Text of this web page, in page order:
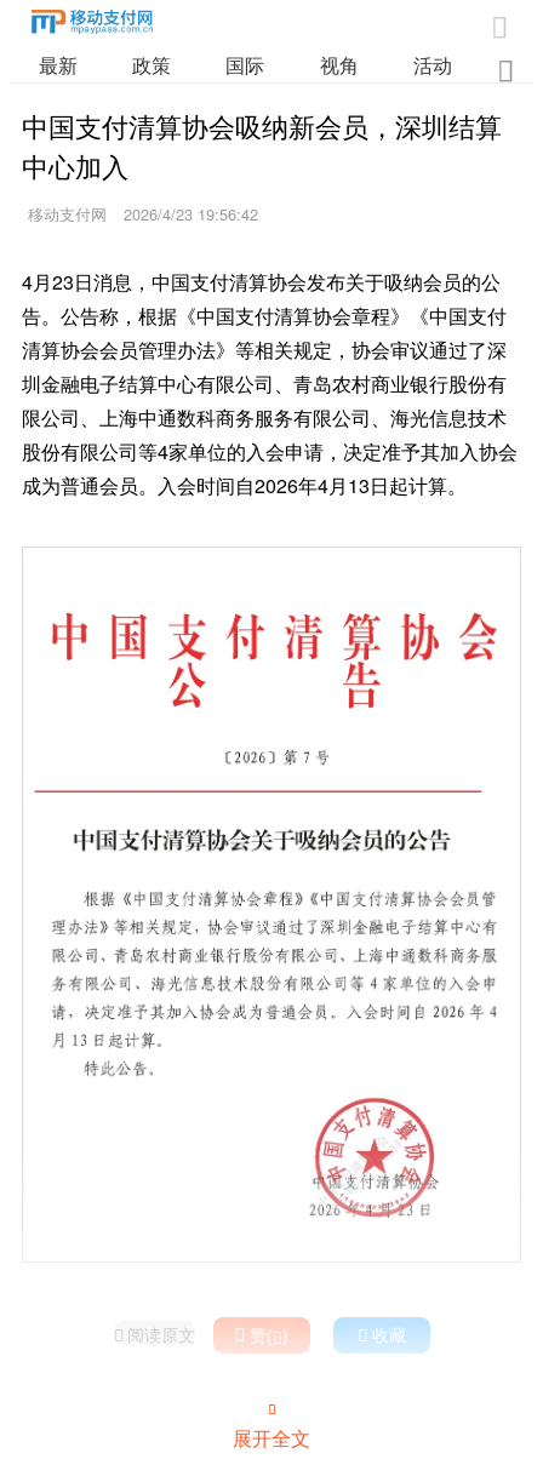

最新 政策 国际 视角 活动 业

中国支付清算协会吸纳新会员，深圳结算
中心加入
移动支付网 2026/4/23 19:56:42
4月23日消息，中国支付清算协会发布关于吸纳会员的公
告。公告称，根据《中国支付清算协会章程》《中国支付
清算协会会员管理办法》等相关规定，协会审议通过了深
圳金融电子结算中心有限公司、青岛农村商业银行股份有
限公司、上海中通数科商务服务有限公司、海光信息技术
股份有限公司等4家单位的入会申请，决定准予其加入协会
成为普通会员。入会时间自2026年4月13日起计算。
 阅读原文  赞()  收藏

展开全文